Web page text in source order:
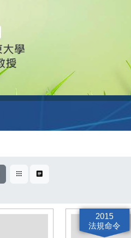
卡片式表格式
2015
法規命令